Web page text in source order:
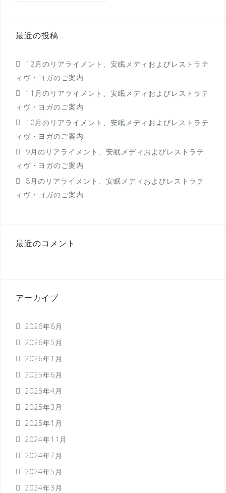
ョ
ン
最近の投稿
12月のリアライメント、安眠メディおよびレストラテ
ィヴ・ヨガのご案内
11月のリアライメント、安眠メディおよびレストラテ
ィヴ・ヨガのご案内
10月のリアライメント、安眠メディおよびレストラテ
ィヴ・ヨガのご案内
9月のリアライメント、安眠メディおよびレストラテ
ィヴ・ヨガのご案内
8月のリアライメント、安眠メディおよびレストラテ
ィヴ・ヨガのご案内
最近のコメント
アーカイブ
2026年6月
2026年5月
2026年1月
2025年6月
2025年4月
2025年3月
2025年1月
2024年11月
2024年7月
2024年5月
2024年3月